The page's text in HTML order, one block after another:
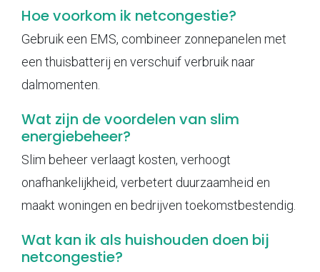
Hoe voorkom ik netcongestie?
Gebruik een EMS, combineer zonnepanelen met
een thuisbatterij en verschuif verbruik naar
dalmomenten.
Wat zijn de voordelen van slim
energiebeheer?
Slim beheer verlaagt kosten, verhoogt
onafhankelijkheid, verbetert duurzaamheid en
maakt woningen en bedrijven toekomstbestendig.
Wat kan ik als huishouden doen bij
netcongestie?